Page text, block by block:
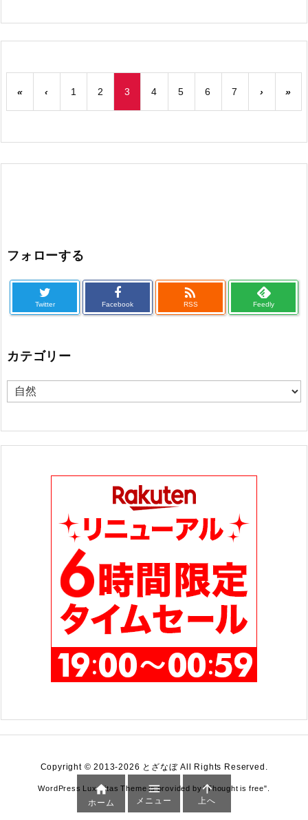
« ‹ 1 2 3 4 5 6 7 › »
フォローする
Twitter Facebook

RSS Feedly
カテゴリー
カ
ゴ
Copyright ©2013-2026 とざなぼAll Rights Reserved.
WordPress Luxeritas Theme is provided by "Thought is free".

ホーム

メニュー

上へ